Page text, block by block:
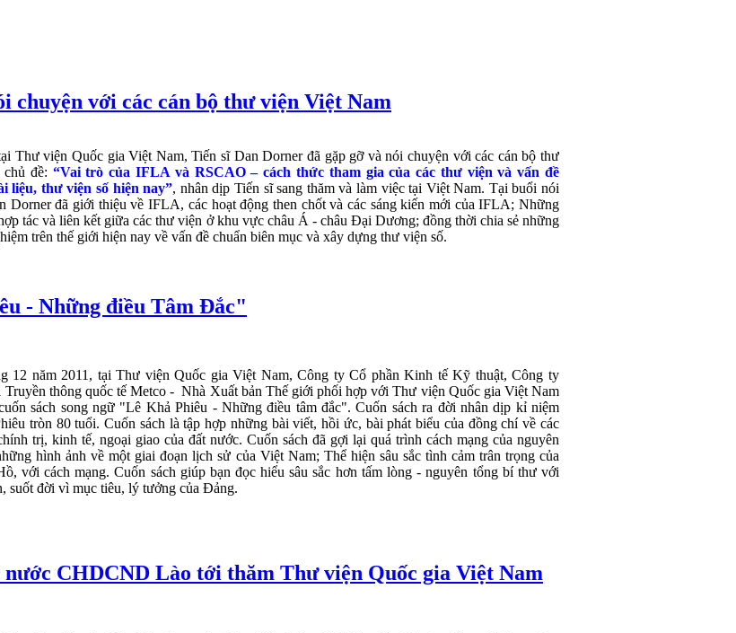
chuyện với các cán bộ thư viện Việt Nam
Thư viện Quốc gia Việt Nam, Tiến sĩ Dan Dorner đã gặp gỡ và nói chuyện với các cán bộ thư
đề: “Vai trò của IFLA và RSCAO – cách thức tham gia của các thư viện và vấn đề
liệu, thư viện số hiện nay”, nhân dịp Tiến sĩ sang thăm và làm việc tại Việt Nam. Tại buổi nói
Dorner đã giới thiệu về IFLA, các hoạt động then chốt và các sáng kiến mới của IFLA; Những
tác và liên kết giữa các thư viện ở khu vực châu Á - châu Đại Dương; đồng thời chia sẻ những
trên thế giới hiện nay về vấn đề chuẩn biên mục và xây dựng thư viện số.
- Những điều Tâm Đắc"
12 năm 2011, tại Thư viện Quốc gia Việt Nam, Công ty Cổ phần Kinh tế Kỹ thuật, Công ty
thông quốc tế Metco - Nhà Xuất bản Thế giới phối hợp với Thư viện Quốc gia Việt Nam
sách song ngữ "Lê Khả Phiêu - Những điều tâm đắc". Cuốn sách ra đời nhân dịp kỉ niệm
tròn 80 tuổi. Cuốn sách là tập hợp những bài viết, hồi ức, bài phát biểu của đồng chí về các
trị, kinh tế, ngoại giao của đất nước. Cuốn sách đã gợi lại quá trình cách mạng của nguyên
hình ảnh về một giai đoạn lịch sử của Việt Nam; Thể hiện sâu sắc tình cảm trân trọng của
với cách mạng. Cuốn sách giúp bạn đọc hiểu sâu sắc hơn tấm lòng - nguyên tổng bí thư với
suốt đời vì mục tiêu, lý tưởng của Đảng.
CHDCND Lào tới thăm Thư viện Quốc gia Việt Nam